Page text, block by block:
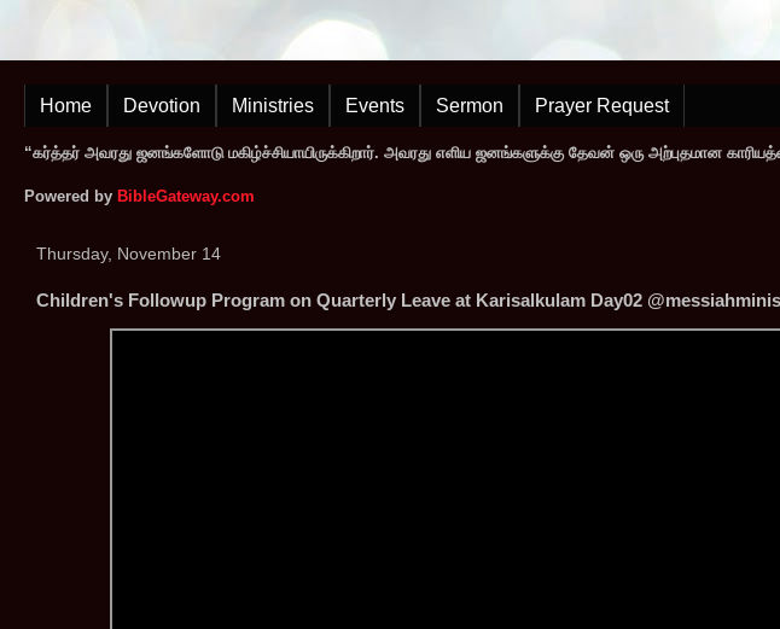
Home Devotion Ministries Events Sermon Prayer Request
“கர்த்தர் அவரது ஜனங்களோடு மகிழ்ச்சியாயிருக்கிறார். அவரது எளிய ஜனங்களுக்கு தேவன் ஒரு அற்புதமான
Powered by BibleGateway.com
Thursday, November 14
Children's Followup Program on Quarterly Leave at Karisalkulam Day02